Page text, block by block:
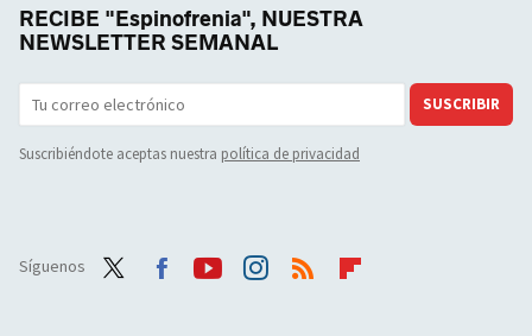
RECIBE "Espinofrenia", NUESTRA
NEWSLETTER SEMANAL
SUSCRIBIR
Suscribiéndote aceptas nuestra política de privacidad
Síguenos